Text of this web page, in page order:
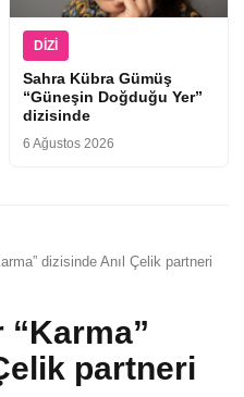
DIZI
Sahra Kübra Gümüş
“Güneşin Doğduğu Yer”
dizisinde
6 Ağustos 2026
dizisinde Anıl Çelik partneri
“Karma”
partneri